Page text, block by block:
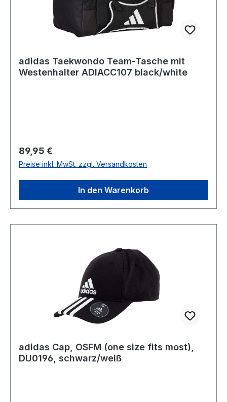
adidas Taekwondo Team-Tasche mit
Westenhalter ADIACC107 black/white
Regulärer Preis:
89,95 €
Preise inkl. MwSt. zzgl. Versandkosten
In den Warenkorb
adidas Cap, OSFM (one size fits most),
DU0196, schwarz/weiß